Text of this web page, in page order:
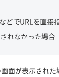
どでURLを直接
れなかった場合
画面が表示され